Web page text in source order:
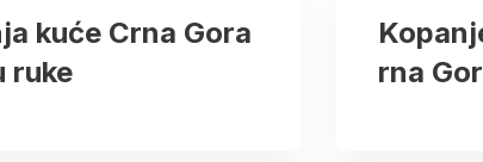
kuće Crna Gora
ruke
rna